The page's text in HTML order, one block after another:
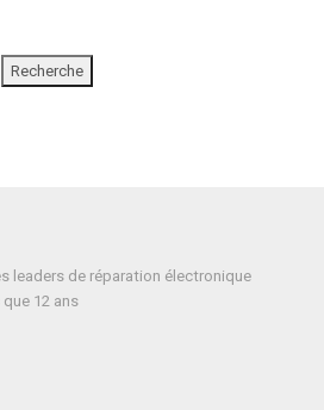
Recherche
leaders de réparation électronique
12 ans